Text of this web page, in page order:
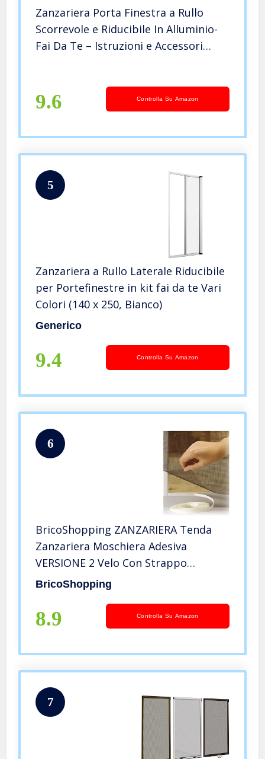
Zanzariera Porta Finestra a Rullo
Scorrevole e Riducibile In Alluminio-
Fai Da Te – Istruzioni e Accessori
9.6 Controlla Su Amazon
5
Zanzariera a Rullo Laterale Riducibile
per Portefinestre in kit fai da te Vari
Colori (140 x 250, Bianco)
Generico
9.4 Controlla Su Amazon
6
BricoShopping ZANZARIERA Tenda
Zanzariera Moschiera Adesiva
VERSIONE 2 Velo Con Strappo
REGOLABILE Universale Per Porta
Zanzare Fai Da Te (150×180 cm, Nero)
BricoShopping
8.9 Controlla Su Amazon
7